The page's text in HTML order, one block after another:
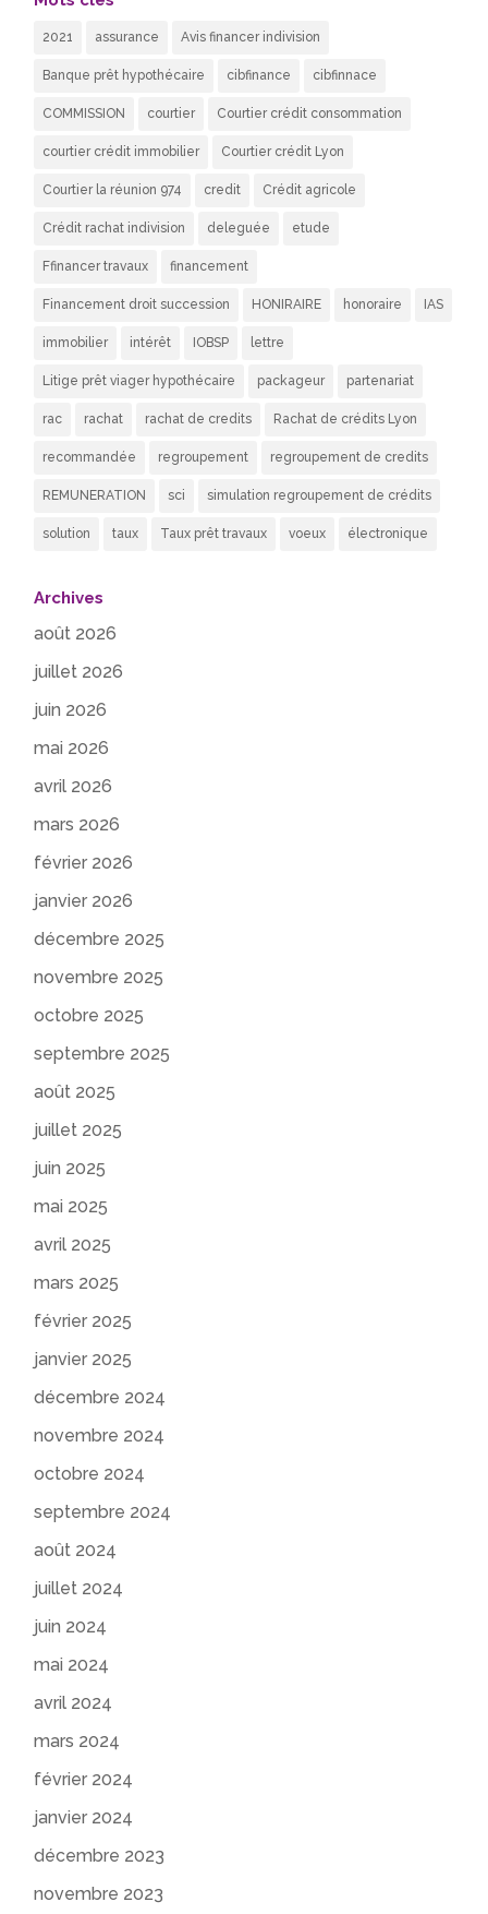
2021 assurance Avis financer indivision
Banque prêt hypothécaire cibfinance cibfinnace
COMMISSION courtier Courtier crédit consommation
courtier crédit immobilier Courtier crédit Lyon
Courtier la réunion 974 credit Crédit agricole
Crédit rachat indivision deleguée etude
Ffinancer travaux financement
Financement droit succession HONIRAIRE honoraire IAS
immobilier intérêt IOBSP lettre
Litige prêt viager hypothécaire packageur partenariat
rac rachat rachat de credits Rachat de crédits Lyon
recommandée regroupement regroupement de credits
REMUNERATION sci simulation regroupement de crédits
solution taux Taux prêt travaux voeux électronique
Archives
août 2026
juillet 2026
juin 2026
mai 2026
avril 2026
mars 2026
février 2026
janvier 2026
décembre 2025
novembre 2025
octobre 2025
septembre 2025
août 2025
juillet 2025
juin 2025
mai 2025
avril 2025
mars 2025
février 2025
janvier 2025
décembre 2024
novembre 2024
octobre 2024
septembre 2024
août 2024
juillet 2024
juin 2024
mai 2024
avril 2024
mars 2024
février 2024
janvier 2024
décembre 2023
novembre 2023